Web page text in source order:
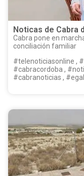
Noticas de Cabra
Cabra pone en
conciliación familiar
#telenoticiasonline , #telenoticiascabra , #cabranoticias ,
#cabracordoba , #noticias , #ultimahora ,